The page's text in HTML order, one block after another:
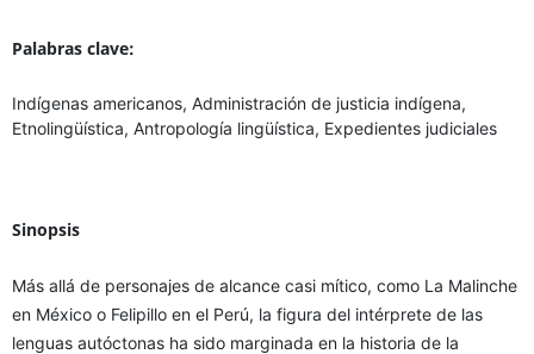
Palabras clave:
Indígenas americanos, Administración de justicia indígena,
Etnolingüística, Antropología lingüística, Expedientes judiciales
Sinopsis
Más allá de personajes de alcance casi mítico, como La Malinche
en México o Felipillo en el Perú, la figura del intérprete de las
lenguas autóctonas ha sido marginada en la historia de la